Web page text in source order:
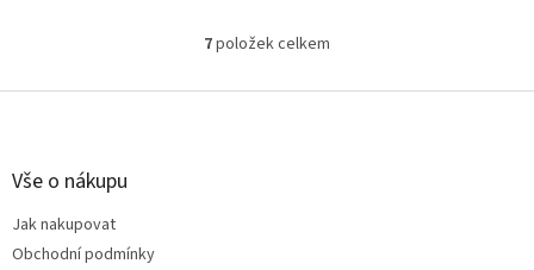
O
l
7položek celkem
Z
Vše o nákupu
Jak nakupovat
Obchodní podmínky